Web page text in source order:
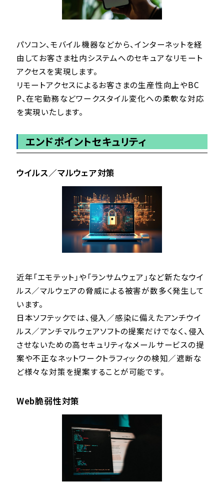
パソコン、モバイル機器などから、インターネットを経
由してお客さま社内システムへのセキュアなリモート
アクセスを実現します。
リモートアクセスによるお客さまの生産性向上やBC
P、在宅勤務などワークスタイル変化への柔軟な対応
を実現いたします。
エンドポイントセキュリティ
ウイルス／マルウェア対策
近年「エモテット」や「ランサムウェア」など新たなウイ
ルス／マルウェアの脅威による被害が数多く発生して
います。
日本ソフテックでは、侵入／感染に備えたアンチウイ
ルス／アンチマルウェアソフトの提案だけでなく、侵入
させないための高セキュリティなメールサービスの提
案や不正なネットワークトラフィックの検知／遮断な
ど様々な対策を提案することが可能です。
Web脆弱性対策